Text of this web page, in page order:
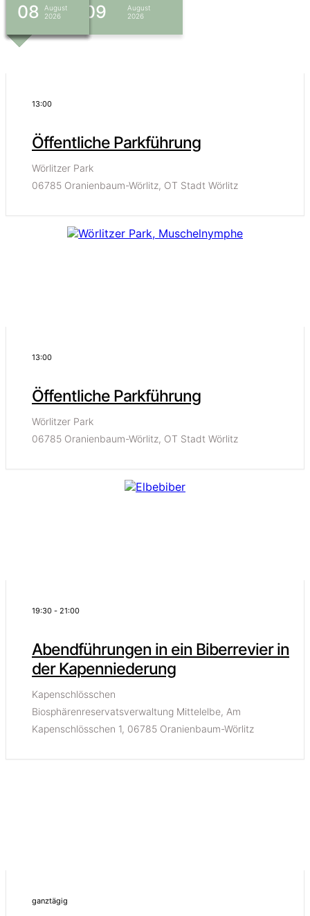
06
August
2026
13:00
Öffentliche Parkführung
Wörlitzer Park
06785 Oranienbaum-Wörlitz, OT Stadt Wörlitz
07
August
2026
13:00
Öffentliche Parkführung
Wörlitzer Park
06785 Oranienbaum-Wörlitz, OT Stadt Wörlitz
07
August
2026
19:30 - 21:00
Abendführungen in ein Biberrevier in
der Kapenniederung
Kapenschlösschen
Biosphärenreservatsverwaltung Mittelelbe, Am
Kapenschlösschen 1, 06785 Oranienbaum-Wörlitz
08 - 09
August
2026
ganztägig
08
August
2026
08
August
2026